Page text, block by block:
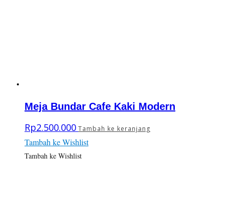
Meja Bundar Cafe Kaki Modern
Rp2.500.000 Tambah ke keranjang
Tambah ke Wishlist
Tambah ke Wishlist